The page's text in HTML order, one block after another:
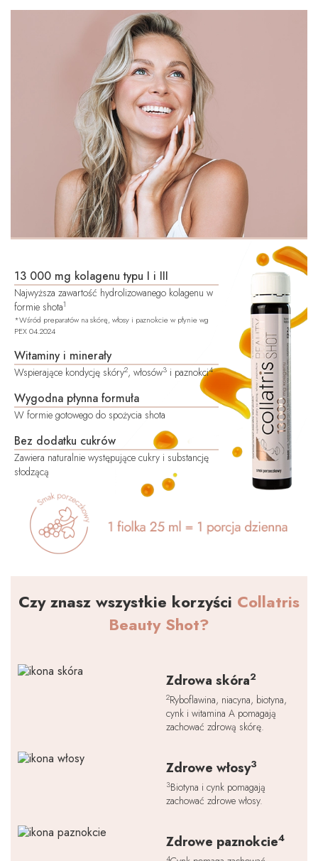
13 000 mg kolagenu typu I i III
Najwyższa zawartość hydrolizowanego kolagenu w
formie shota1
*Wśród preparatów na skórę, włosy i paznokcie w płynie wg
PEX 04.2024
Witaminy i minerały
Wspierające kondycję skóry2, włosów3 i paznokci4
Wygodna płynna formuła
W formie gotowego do spożycia shota
Bez dodatku cukrów
Zawiera naturalnie występujące cukry i substancję
słodzącą
Czy znasz wszystkie korzyści Collatris
Beauty Shot?
Zdrowa skóra2
2Ryboflawina, niacyna, biotyna,
cynk i witamina A pomagają
zachować zdrową skórę.
Zdrowe włosy3
3Biotyna i cynk pomagają
zachować zdrowe włosy.
Zdrowe paznokcie4
4